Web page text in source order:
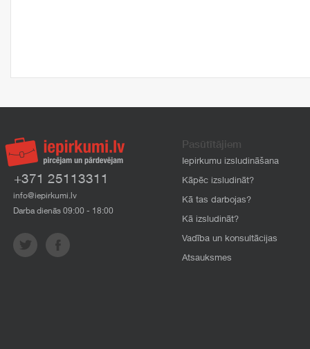
+371 25113311
info@iepirkumi.lv
Darba dienās 09:00 - 18:00
Pasūtītājiem
Iepirkumu izsludināšana
Kāpēc izsludināt?
Kā tas darbojas?
Kā izsludināt?
Vadība un konsultācijas
Atsauksmes